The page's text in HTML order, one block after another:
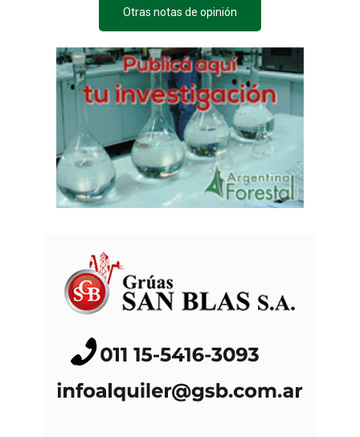
Otras notas de opinión